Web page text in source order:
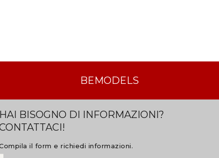
BEMODELS
BISOGNO DI INFORMAZIONI?
il form e richiedi informazioni.